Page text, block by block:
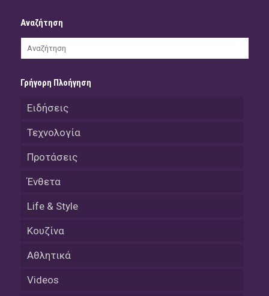
Αναζήτηση
Γρήγορη Πλοήγηση
Ειδήσεις
Τεχνολογία
Προτάσεις
Ένθετα
Life & Style
Κουζίνα
Αθλητικά
Videos